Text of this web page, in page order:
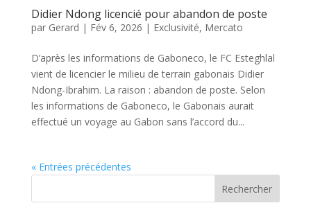
Didier Ndong licencié pour abandon de poste
par Gerard | Fév 6, 2026 | Exclusivité, Mercato
D’après les informations de Gaboneco, le FC Esteghlal
vient de licencier le milieu de terrain gabonais Didier
Ndong-Ibrahim. La raison : abandon de poste. Selon
les informations de Gaboneco, le Gabonais aurait
effectué un voyage au Gabon sans l’accord du...
« Entrées précédentes
Rechercher